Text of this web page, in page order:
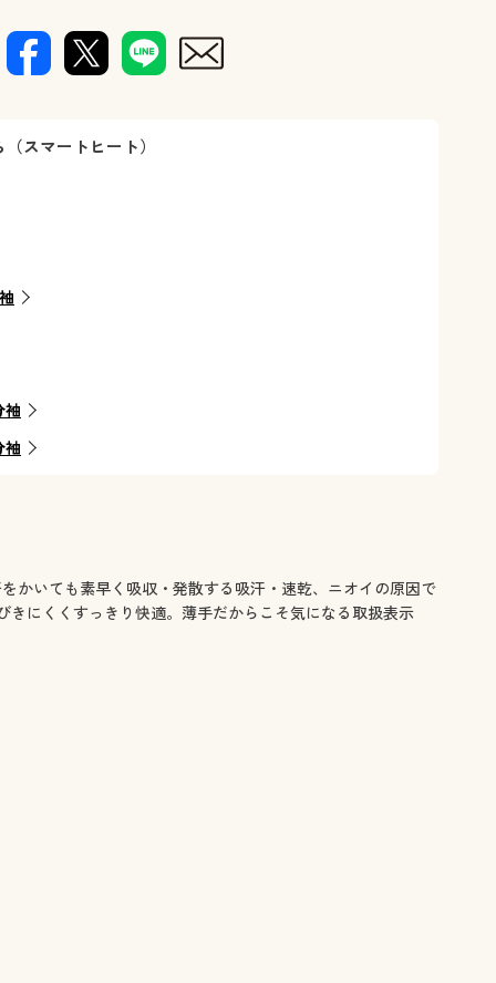
スマートヒート）
袖
袖
かいても素早く吸収・発散する吸汗・速乾、ニオイの原因で
にくくすっきり快適。薄手だからこそ気になる取扱表示